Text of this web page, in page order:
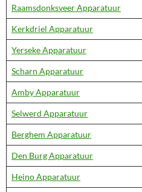
Raamsdonksveer Apparatuur
Kerkdriel Apparatuur
Yerseke Apparatuur
Scharn Apparatuur
Amby Apparatuur
Selwerd Apparatuur
Berghem Apparatuur
Den Burg Apparatuur
Heino Apparatuur